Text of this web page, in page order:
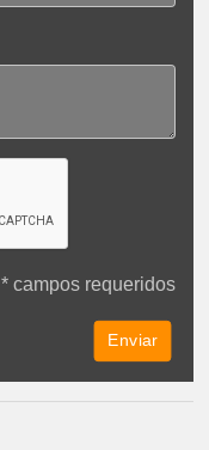
* campos requeridos